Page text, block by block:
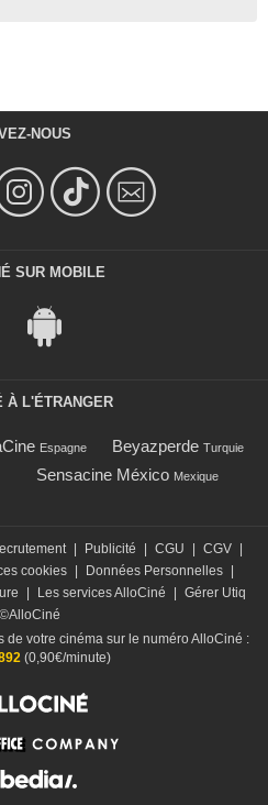
NOUS
SUR MOBILE
À L'ÉTRANGER
Espagne Beyazperde Turquie
Sensacine México Mexique
Publicité CGU CGV
cookies Données Personnelles
Les services AlloCiné
Gérer Utiq
©AlloCiné
de votre cinéma sur le numéro AlloCiné :
(0,90€/minute)